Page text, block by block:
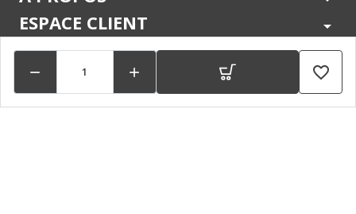
  favorite_border
ESPACE CLIENT arrow_drop_down
CENTRE D'AIDE arrow_drop_down
LÉGAL arrow_drop_down
MARQUES arrow_drop_down